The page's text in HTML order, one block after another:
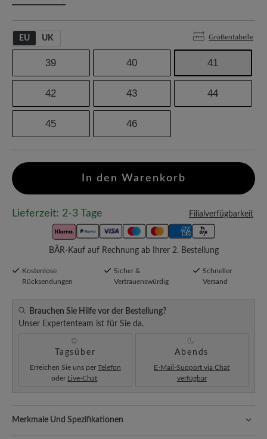
EU UK Größentabelle
39 40 41
42 43 44
45 46
In den Warenkorb
Lieferzeit: 2-3 Tage Filialverfügbarkeit
BÄR-Kauf auf Rechnung ab Ihrer 2. Bestellung
Kostenlose
Rücksendungen
Sicher &
Vertrauenswürdig
Schneller
Versand
Brauchen Sie Hilfe vor der Bestellung?
Unser Expertenteam ist für Sie da.
Tagsüber
Erreichen Sie uns per Telefon
oder Live-Chat
Abends
E-Mail-Support via Chat
verfügbar
Merkmale Und Spezifikationen